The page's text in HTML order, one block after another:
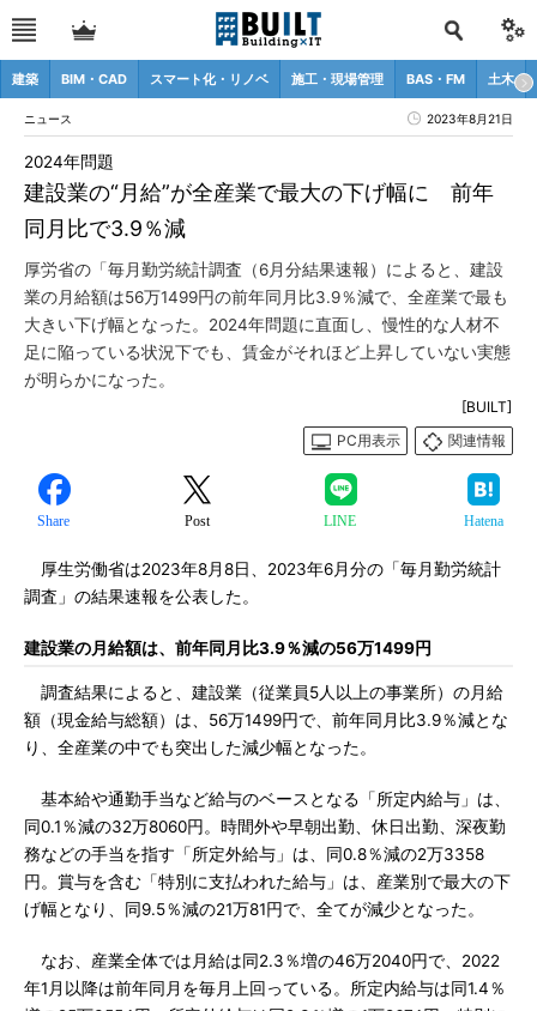
建築 BIM・CAD スマート化・リノベ 施工・現場管理 BAS・FM 土木
ニュース 2023年8月21日
建設業の“月給”が全産業で最大の下げ幅に 前年
同月比で3.9％減
2024年問題
厚労省の「毎月勤労統計調査（6月分結果速報）によると、建設
業の月給額は56万1499円の前年同月比3.9％減で、全産業で最も
大きい下げ幅となった。2024年問題に直面し、慢性的な人材不
足に陥っている状況下でも、賃金がそれほど上昇していない実態
が明らかになった。
[BUILT]
PC用表示
関連情報
Share Post LINE Hatena
厚生労働省は2023年8月8日、2023年6月分の「毎月勤労統計
調査」の結果速報を公表した。
建設業の月給額は、前年同月比3.9％減の56万1499円
調査結果によると、建設業（従業員5人以上の事業所）の月給
額（現金給与総額）は、56万1499円で、前年同月比3.9％減とな
り、全産業の中でも突出した減少幅となった。
基本給や通勤手当など給与のベースとなる「所定内給与」は、
同0.1％減の32万8060円。時間外や早朝出勤、休日出勤、深夜勤
務などの手当を指す「所定外給与」は、同0.8％減の2万3358
円。賞与を含む「特別に支払われた給与」は、産業別で最大の下
げ幅となり、同9.5％減の21万81円で、全てが減少となった。
なお、産業全体では月給は同2.3％増の46万2040円で、2022
年1月以降は前年同月を毎月上回っている。所定内給与は同1.4％